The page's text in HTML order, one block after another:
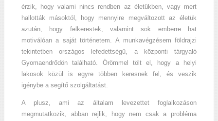
érzik, hogy valami nincs rendben az életükben, vagy mert
hallották másoktól, hogy mennyire megváltozott az életük
azután, hogy felkerestek, valamint sok emberre hat
motiválóan a saját történetem. A munkavégzésem földrajzi
tekintetben országos lefedettségű, a központi tárgyaló
Gyomaendrődön található. Örömmel tölt el, hogy a helyi
lakosok közül is egyre többen keresnek fel, és veszik
igénybe a segítő szolgáltatást.
A plusz, ami az általam levezettet foglalkozáson
megmutatkozik, abban rejlik, hogy nem csak a probléma